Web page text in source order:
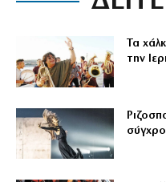
Τα
την